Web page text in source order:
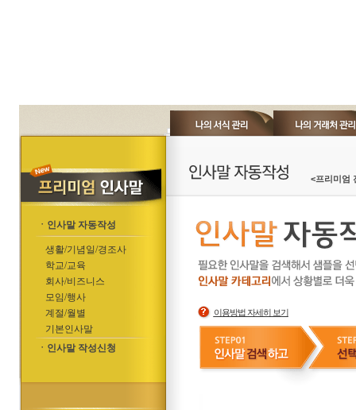
ㆍ인사말 자동작성
생활/기념일/경조사
학교/교육
회사/비즈니스
모임/행사
계절/월별
기본인사말
ㆍ인사말 작성신청
<프리미엄
이용방법 자세히 보기